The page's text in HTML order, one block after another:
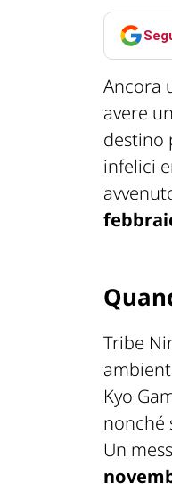
Ancora
avere
destino
infelici
Tribe
Kyo
nonché
Un